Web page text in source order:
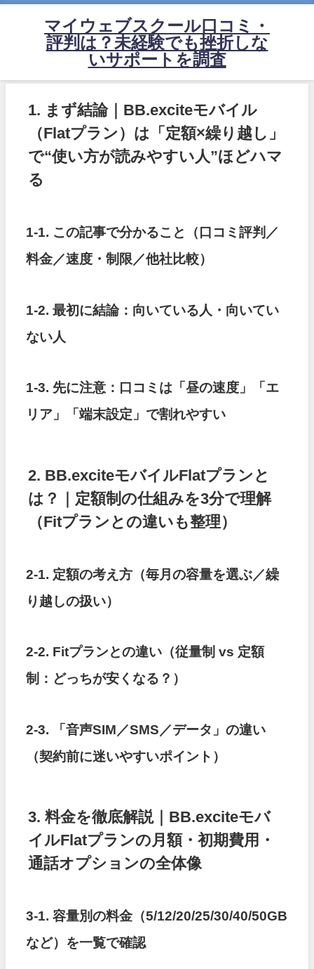
マイウェブスクール口コミ・
評判は？未経験でも挫折しな
いサポートを調査
1. まず結論｜BB.exciteモバイル
（Flatプラン）は「定額×繰り越し」
で“使い方が読みやすい人”ほどハマ
る
1-1. この記事で分かること（口コミ評判／
料金／速度・制限／他社比較）
1-2. 最初に結論：向いている人・向いてい
ない人
1-3. 先に注意：口コミは「昼の速度」「エ
リア」「端末設定」で割れやすい
2. BB.exciteモバイルFlatプランと
は？｜定額制の仕組みを3分で理解
（Fitプランとの違いも整理）
2-1. 定額の考え方（毎月の容量を選ぶ／繰
り越しの扱い）
2-2. Fitプランとの違い（従量制 vs 定額
制：どっちが安くなる？）
2-3. 「音声SIM／SMS／データ」の違い
（契約前に迷いやすいポイント）
3. 料金を徹底解説｜BB.exciteモバ
イルFlatプランの月額・初期費用・
通話オプションの全体像
3-1. 容量別の料金（5/12/20/25/30/40/50GB
など）を一覧で確認